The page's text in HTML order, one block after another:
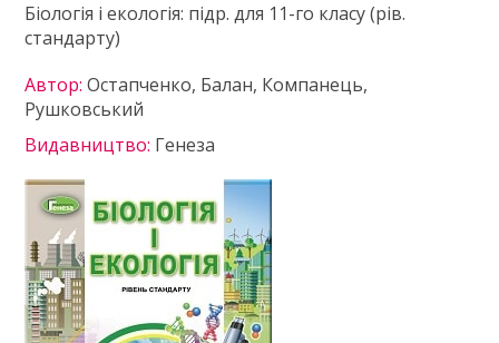
Біологія і екологія: підр. для 11-го класу (рів.
стандарту)
Автор:Остапченко, Балан, Компанець,
Рушковський
Видавництво: Генеза